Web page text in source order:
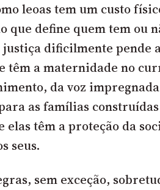
leoas tem um custo
que define quem tem ou
justiça dificilmente pende
têm a maternidade no
da voz
as famílias
têm a proteção da
seus.
sem exceção,